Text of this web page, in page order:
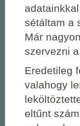
sétáltam a
Már
szervezni
Eredetileg
valahogy
eltűnt